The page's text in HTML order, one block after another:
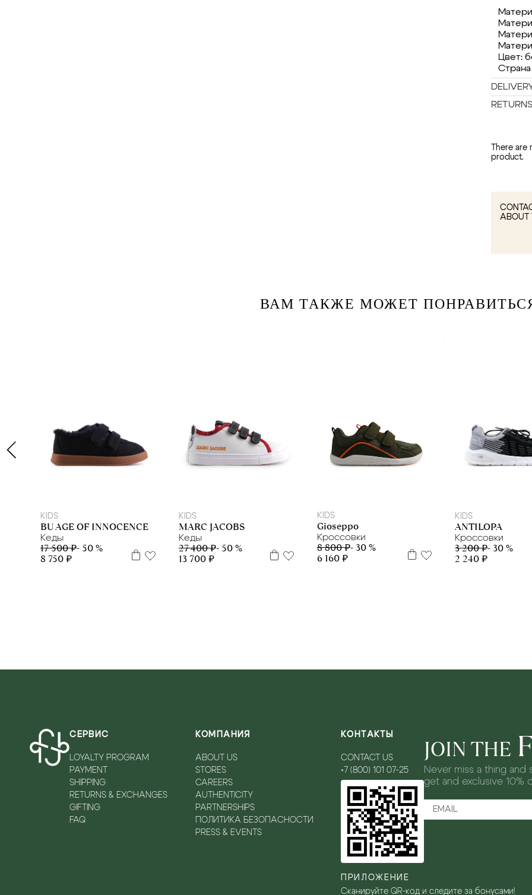
Цвет:
RETURNS
There
product.
ABOUT
ВАМ ТАКЖЕ МОЖЕТ
KIDS
BU AGE OF INNOCENCE
Кеды
17 500 ₽- 50 %
8 750 ₽
KIDS
MARC JACOBS
Кеды
27 400 ₽- 50 %
13 700 ₽
KIDS
Gioseppo
Кроссовки
8 800 ₽- 30 %
6 160 ₽
KIDS
ANTILOPA
Кроссовки
3 200 ₽- 30 %
2 240 ₽
СЕРВИС
LOYALTY PROGRAM
PAYMENT
SHIPPING
RETURNS & EXCHANGES
GIFTING
FAQ
КОМПАНИЯ
ABOUT US
STORES
CAREERS
AUTHENTICITY
PARTNERSHIPS
ПОЛИТИКА БЕЗОПАСНОСТИ
PRESS & EVENTS
КОНТАКТЫ
CONTACT US
+7 (800) 101 07-25
ПРИЛОЖЕНИЕ
Сканируйте QR-код и следите за бонусами!
JOIN THE
Never miss a thing
get and exclusive 10%